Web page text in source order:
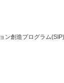
ン創造プログラム